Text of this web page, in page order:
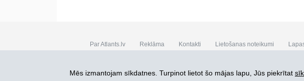
Par Atlants.lv Reklāma Kontakti Lietošanas noteikumi
SIA „CDI” © 2002 - 2026
Mēs izmantojam sīkdatnes. Turpinot lietot šo mājas lapu, Jūs piekrītat